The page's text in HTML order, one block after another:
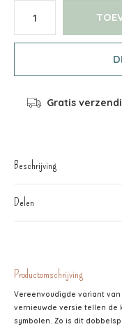
Gratis
Beschrijving
Delen
Productomschrijving
Vereenvoudigde variant
vernieuwde versie tellen de
symbolen. Zo is dit